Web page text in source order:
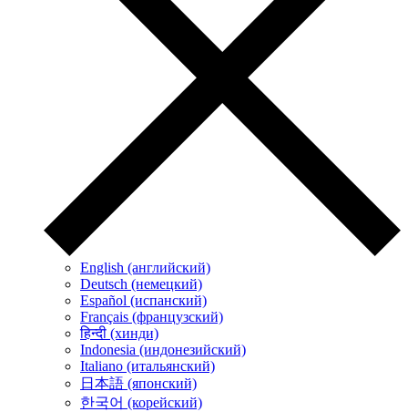
English (английский)
Deutsch (немецкий)
Español (испанский)
Français (французский)
हिन्दी (хинди)
Indonesia (индонезийский)
Italiano (итальянский)
日本語 (японский)
한국어 (корейский)